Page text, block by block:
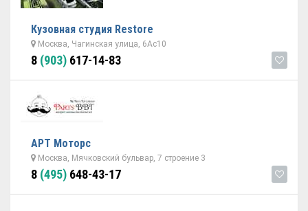
Кузовная студия Restore
Москва, Чагинская улица, 6Ас10
8 (903) 617-14-83
АРТ Моторс
Москва, Мячковский бульвар, 7 строение 3
8 (495) 648-43-17